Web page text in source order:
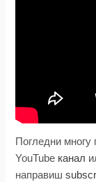
Погледни многу
YouTube канал
направиш